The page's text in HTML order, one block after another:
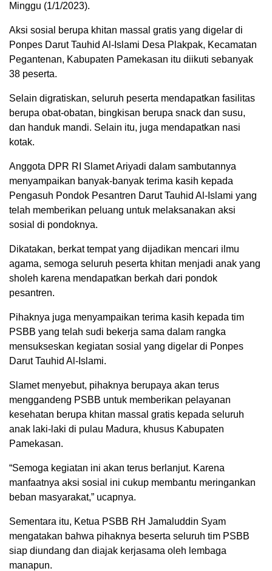
Minggu (1/1/2023).
Aksi sosial berupa khitan massal gratis yang digelar di
Ponpes Darut Tauhid Al-Islami Desa Plakpak, Kecamatan
Pegantenan, Kabupaten Pamekasan itu diikuti sebanyak
38 peserta.
Selain digratiskan, seluruh peserta mendapatkan fasilitas
berupa obat-obatan, bingkisan berupa snack dan susu,
dan handuk mandi. Selain itu, juga mendapatkan nasi
kotak.
Anggota DPR RI Slamet Ariyadi dalam sambutannya
menyampaikan banyak-banyak terima kasih kepada
Pengasuh Pondok Pesantren Darut Tauhid Al-Islami yang
telah memberikan peluang untuk melaksanakan aksi
sosial di pondoknya.
Dikatakan, berkat tempat yang dijadikan mencari ilmu
agama, semoga seluruh peserta khitan menjadi anak yang
sholeh karena mendapatkan berkah dari pondok
pesantren.
Pihaknya juga menyampaikan terima kasih kepada tim
PSBB yang telah sudi bekerja sama dalam rangka
mensukseskan kegiatan sosial yang digelar di Ponpes
Darut Tauhid Al-Islami.
Slamet menyebut, pihaknya berupaya akan terus
menggandeng PSBB untuk memberikan pelayanan
kesehatan berupa khitan massal gratis kepada seluruh
anak laki-laki di pulau Madura, khusus Kabupaten
Pamekasan.
“Semoga kegiatan ini akan terus berlanjut. Karena
manfaatnya aksi sosial ini cukup membantu meringankan
beban masyarakat,” ucapnya.
Sementara itu, Ketua PSBB RH Jamaluddin Syam
mengatakan bahwa pihaknya beserta seluruh tim PSBB
siap diundang dan diajak kerjasama oleh lembaga
manapun.